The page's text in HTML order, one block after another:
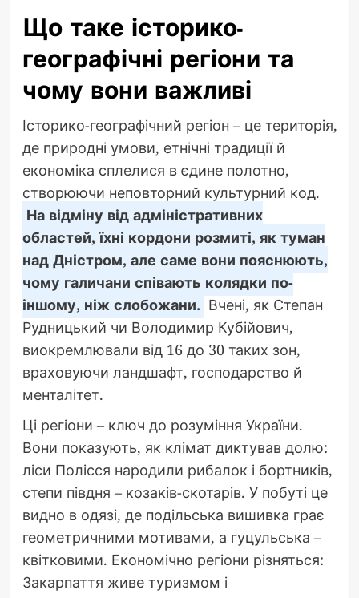
Що таке історико-
географічні регіони та
чому вони важливі
Історико-географічний регіон – це територія,
де природні умови, етнічні традиції й
економіка сплелися в єдине полотно,
створюючи неповторний культурний код.
На відміну від адміністративних
областей, їхні кордони розмиті, як туман
над Дністром, але саме вони пояснюють,
чому галичани співають колядки по-
іншому, ніж слобожани. Вчені, як Степан
Рудницький чи Володимир Кубійович,
виокремлювали від 16 до 30 таких зон,
враховуючи ландшафт, господарство й
менталітет.
Ці регіони – ключ до розуміння України.
Вони показують, як клімат диктував долю:
ліси Полісся народили рибалок і бортників,
степи півдня – козаків-скотарів. У побуті це
видно в одязі, де подільська вишивка грає
геометричними мотивами, а гуцульська –
квітковими. Економічно регіони різняться:
Закарпаття живе туризмом і